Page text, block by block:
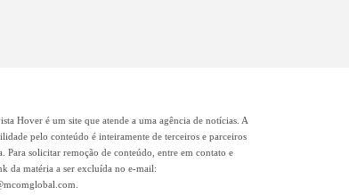
Hover é um site que atende a uma agência de notícias. A
pelo conteúdo é inteiramente de terceiros e parceiros
Para solicitar remoção de conteúdo, entre em contato e
da matéria a ser excluída no e-mail: